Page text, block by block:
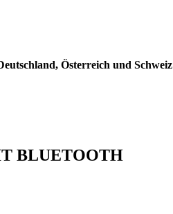
Österreich und Schweiz
BLUETOOTH